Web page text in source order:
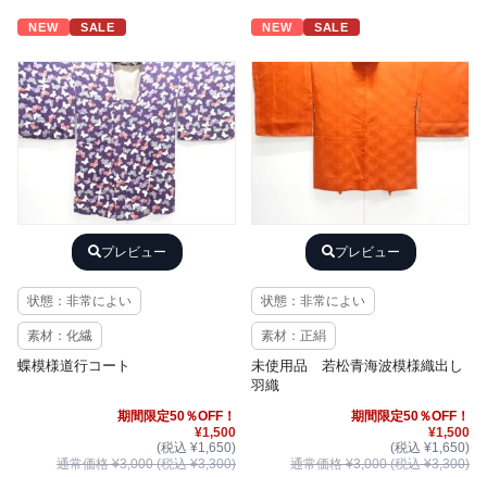
NEW SALE
プレビュー
状態：非常によい
素材：化繊
蝶模様道行コート
期間限定50％OFF！
¥1,500
(税込 ¥1,650)
通常価格 ¥3,000 (税込 ¥3,300)
NEW SALE
プレビュー
状態：非常によい
素材：正絹
未使用品 若松青海波模様織出し
羽織
期間限定50％OFF！
¥1,500
(税込 ¥1,650)
通常価格 ¥3,000 (税込 ¥3,300)